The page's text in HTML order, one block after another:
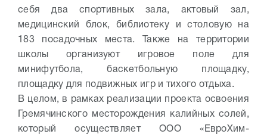
себя два спортивных зала, актовый зал,
медицинский блок, библиотеку и столовую на
183 посадочных места. Также на территории
школы организуют игровое поле для
минифутбола, баскетбольную площадку,
площадку для подвижных игр и тихого отдыха.
В целом, в рамках реализации проекта освоения
Гремячинского месторождения калийных солей,
который осуществляет ООО «ЕвроХим-